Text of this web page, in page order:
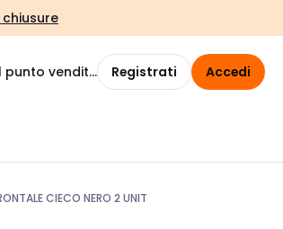
punto vendita Registrati Accedi
CIECO NERO 2 UNIT